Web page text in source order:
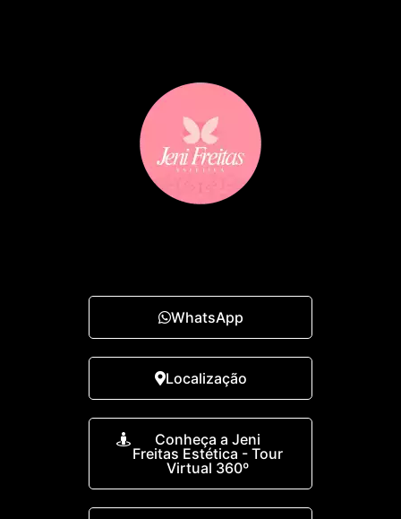
WhatsApp
Localização
Conheça a Jeni
Freitas Estética - Tour
Virtual 360º